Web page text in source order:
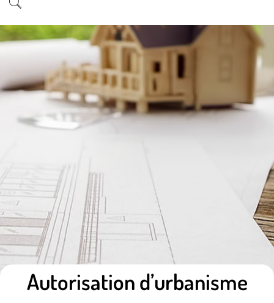
Autorisation d’urbanisme